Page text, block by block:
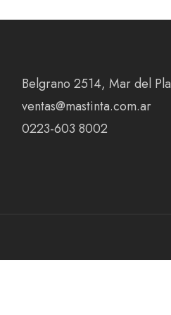
Belgrano 2514, Mar del
ventas@mastinta.com.ar
0223-603 8002